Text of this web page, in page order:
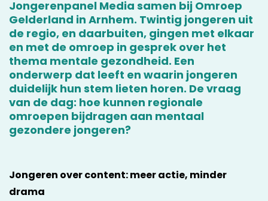
Jongerenpanel Media samen bij Omroep
Gelderland in Arnhem. Twintig jongeren uit
de regio, en daarbuiten, gingen met elkaar
en met de omroep in gesprek over het
thema mentale gezondheid. Een
onderwerp dat leeft en waarin jongeren
duidelijk hun stem lieten horen. De vraag
van de dag: hoe kunnen regionale
omroepen bijdragen aan mentaal
gezondere jongeren?
Jongeren over content: meer actie, minder
drama